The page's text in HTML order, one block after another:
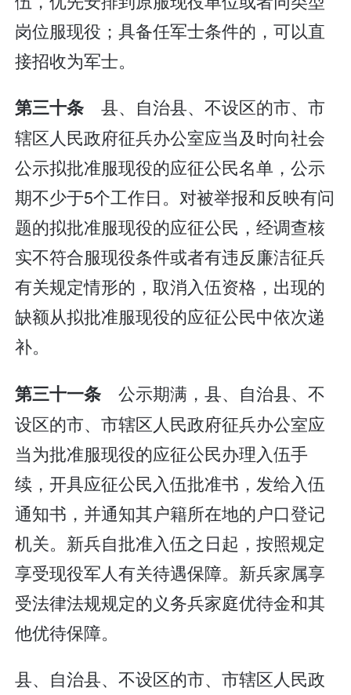
岗位服现役；具备任军士条件的，可以直
接招收为军士。
第三十条 县、自治县、不设区的市、市
辖区人民政府征兵办公室应当及时向社会
公示拟批准服现役的应征公民名单，公示
期不少于5个工作日。对被举报和反映有问
题的拟批准服现役的应征公民，经调查核
实不符合服现役条件或者有违反廉洁征兵
有关规定情形的，取消入伍资格，出现的
缺额从拟批准服现役的应征公民中依次递
补。
第三十一条 公示期满，县、自治县、不
设区的市、市辖区人民政府征兵办公室应
当为批准服现役的应征公民办理入伍手
续，开具应征公民入伍批准书，发给入伍
通知书，并通知其户籍所在地的户口登记
机关。新兵自批准入伍之日起，按照规定
享受现役军人有关待遇保障。新兵家属享
受法律法规规定的义务兵家庭优待金和其
他优待保障。
县、自治县、不设区的市、市辖区人民政